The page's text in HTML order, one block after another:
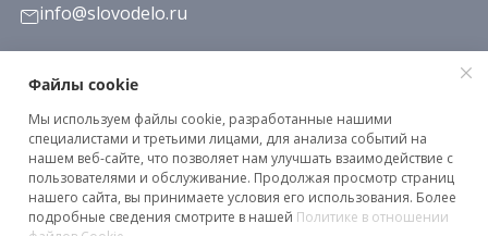
info@slovodelo.ru
Заказать звонок
Подписаться на рассылку
Клиентское соглашение
Файлы cookie
Мы используем файлы cookie, разработанные нашими
специалистами и третьими лицами, для анализа событий на
нашем веб-сайте, что позволяет нам улучшать взаимодействие с
пользователями и обслуживание. Продолжая просмотр страниц
нашего сайта, вы принимаете условия его использования. Более
подробные сведения смотрите в нашей Политике в отношении